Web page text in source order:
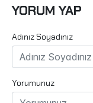
YORUM YAP
Adınız Soyadınız
Yorumunuz